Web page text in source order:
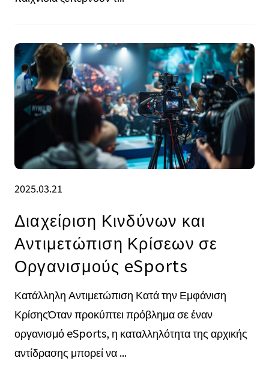
2025.03.21
Διαχείριση Κινδύνων και
Αντιμετώπιση Κρίσεων σε
Οργανισμούς eSports
Κατάλληλη Αντιμετώπιση Κατά την Εμφάνιση
ΚρίσηςΌταν προκύπτει πρόβλημα σε έναν
οργανισμό eSports, η καταλληλότητα της αρχικής
αντίδρασης μπορεί να ...